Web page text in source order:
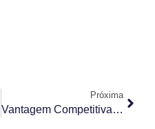
Próxima
Vantagem Competitiva: O Que É, Exemplo E Como Identificar Na Empresa?